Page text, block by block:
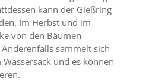
kann der Gießring
Im Herbst und im
von den Bäumen
sammelt sich
und es können